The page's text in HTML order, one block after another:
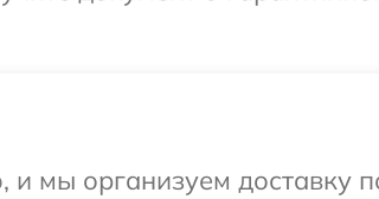
и мы организуем доставку